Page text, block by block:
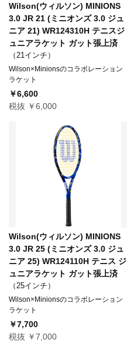
Wilson(ウィルソン) MINIONS
3.0 JR 21 (ミニオンズ 3.0 ジュ
ニア 21) WR124310H テニスジ
ュニアラケット ガット張上済
（21インチ）
Wilson×Minionsのコラボレーション
ラケット
￥6,600
税抜 ￥6,000
Wilson(ウィルソン) MINIONS
3.0 JR 25 (ミニオンズ 3.0 ジュ
ニア 25) WR124110H テニス ジ
ュニアラケット ガット張上済
（25インチ）
Wilson×Minionsのコラボレーション
ラケット
￥7,700
税抜 ￥7,000